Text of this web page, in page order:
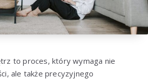
to proces, który wymaga nie
ale także precyzyjnego